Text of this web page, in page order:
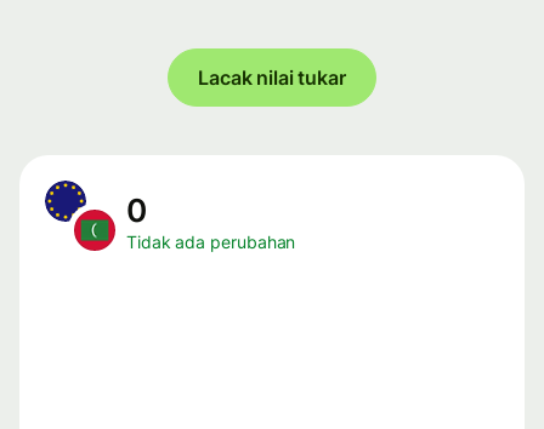
Lacak nilai tukar
0
Tidak ada perubahan